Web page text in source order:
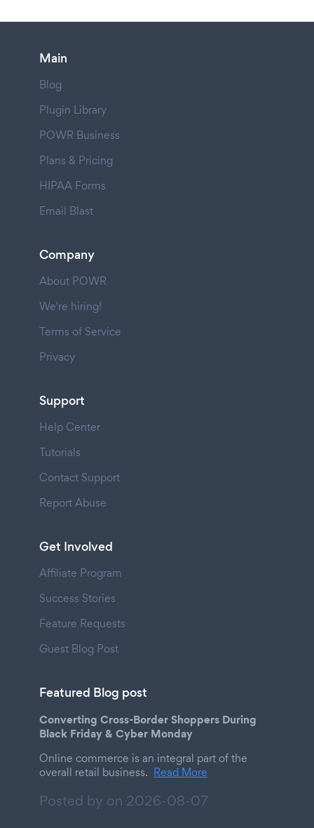
Main
Blog
Plugin Library
POWR Business
Plans & Pricing
HIPAA Forms
Email Blast
Company
About POWR
We're hiring!
Terms of Service
Privacy
Support
Help Center
Tutorials
Contact Support
Report Abuse
Get Involved
Affiliate Program
Success Stories
Feature Requests
Guest Blog Post
Featured Blog post
Converting Cross-Border Shoppers During
Black Friday & Cyber Monday
Online commerce is an integral part of the
overall retail business. Read More
Posted by on 2026-08-07